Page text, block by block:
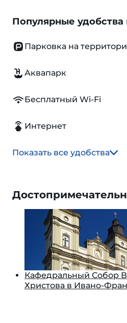
Популярные удобства
Парковка на
Аквапарк
Бесплатный Wi-Fi
Интернет
Показать все удобства
Кафедральный Собор
Христова в Ивано-